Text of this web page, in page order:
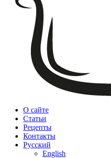
О сайте
Статьи
Рецепты
Контакты
Русский
English